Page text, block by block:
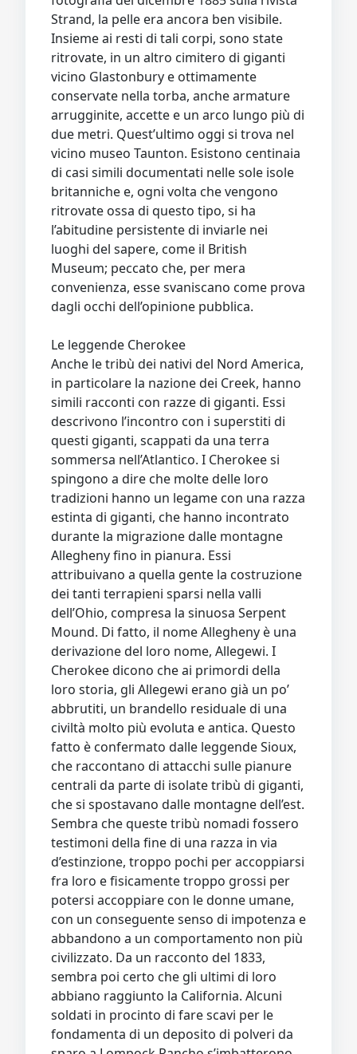
Strand, la pelle era ancora ben visibile.
Insieme ai resti di tali corpi, sono state
ritrovate, in un altro cimitero di giganti
vicino Glastonbury e ottimamente
conservate nella torba, anche armature
arrugginite, accette e un arco lungo più di
due metri. Quest’ultimo oggi si trova nel
vicino museo Taunton. Esistono centinaia
di casi simili documentati nelle sole isole
britanniche e, ogni volta che vengono
ritrovate ossa di questo tipo, si ha
l’abitudine persistente di inviarle nei
luoghi del sapere, come il British
Museum; peccato che, per mera
convenienza, esse svaniscano come prova
dagli occhi dell’opinione pubblica.
Le leggende Cherokee
Anche le tribù dei nativi del Nord America,
in particolare la nazione dei Creek, hanno
simili racconti con razze di giganti. Essi
descrivono l’incontro con i superstiti di
questi giganti, scappati da una terra
sommersa nell’Atlantico. I Cherokee si
spingono a dire che molte delle loro
tradizioni hanno un legame con una razza
estinta di giganti, che hanno incontrato
durante la migrazione dalle montagne
Allegheny fino in pianura. Essi
attribuivano a quella gente la costruzione
dei tanti terrapieni sparsi nella valli
dell’Ohio, compresa la sinuosa Serpent
Mound. Di fatto, il nome Allegheny è una
derivazione del loro nome, Allegewi. I
Cherokee dicono che ai primordi della
loro storia, gli Allegewi erano già un po’
abbrutiti, un brandello residuale di una
civiltà molto più evoluta e antica. Questo
fatto è confermato dalle leggende Sioux,
che raccontano di attacchi sulle pianure
centrali da parte di isolate tribù di giganti,
che si spostavano dalle montagne dell’est.
Sembra che queste tribù nomadi fossero
testimoni della fine di una razza in via
d’estinzione, troppo pochi per accoppiarsi
fra loro e fisicamente troppo grossi per
potersi accoppiare con le donne umane,
con un conseguente senso di impotenza e
abbandono a un comportamento non più
civilizzato. Da un racconto del 1833,
sembra poi certo che gli ultimi di loro
abbiano raggiunto la California. Alcuni
soldati in procinto di fare scavi per le
fondamenta di un deposito di polveri da